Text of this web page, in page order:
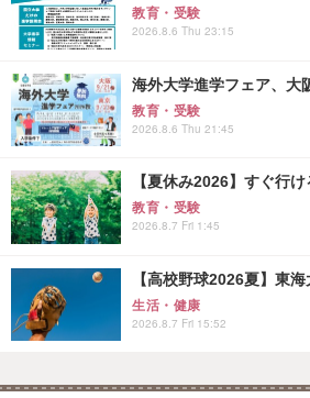
教育・受験
2026.8.6 Thu 23:15
海外大学進学フェア、大
教育・受験
2026.8.6 Thu 21:45
【夏休み2026】すぐ行
教育・受験
2026.8.7 Fri 1:45
【高校野球2026夏】東
生活・健康
2026.8.7 Fri 15:52